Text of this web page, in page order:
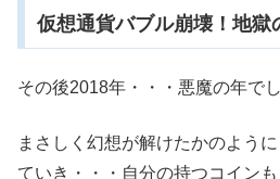
仮想通貨バブル崩壊！地獄
その後2018年・・・悪魔の年で
まさしく幻想が解けたかのよう
ていき・・・自分の持つコイン